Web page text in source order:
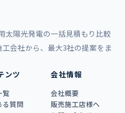
太陽光発電の一括見積もり比較
会社から、最大3社の提案をま
ンツ
覧
る質問
会社情報
会社概要
販売施工店様へ